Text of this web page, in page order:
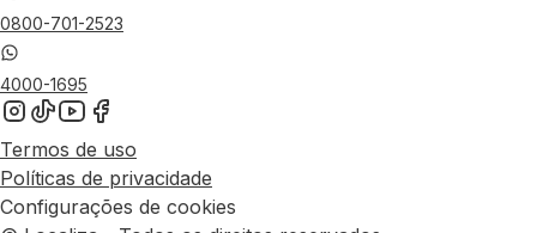
0800-701-2523
4000-1695
Termos de uso
Políticas de privacidade
Configurações de cookies